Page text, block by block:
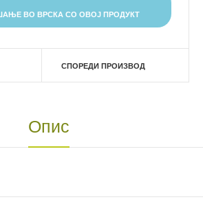
ВО ВРСКА СО ОВОЈ ПРОДУКТ
СПОРЕДИ ПРОИЗВОД
Опис